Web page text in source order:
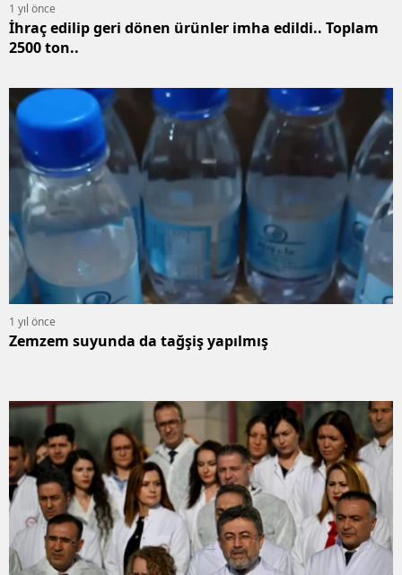
1 yıl önce
İhraç edilip geri dönen ürünler imha edildi.. Toplam
2500 ton..
1 yıl önce
Zemzem suyunda da tağşiş yapılmış